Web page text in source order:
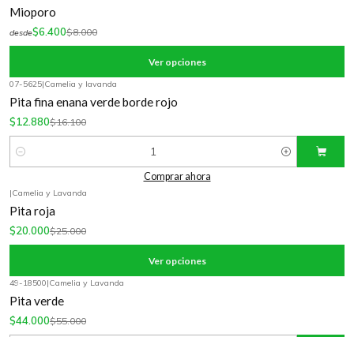
Mioporo
desde$6.400$8.000
Ver opciones
07-5625|Camelia y lavanda
Pita fina enana verde borde rojo
$12.880$16.100
Cantidad
Comprar ahora
|Camelia y Lavanda
Pita roja
$20.000$25.000
Ver opciones
49-18500|Camelia y Lavanda
Pita verde
$44.000$55.000